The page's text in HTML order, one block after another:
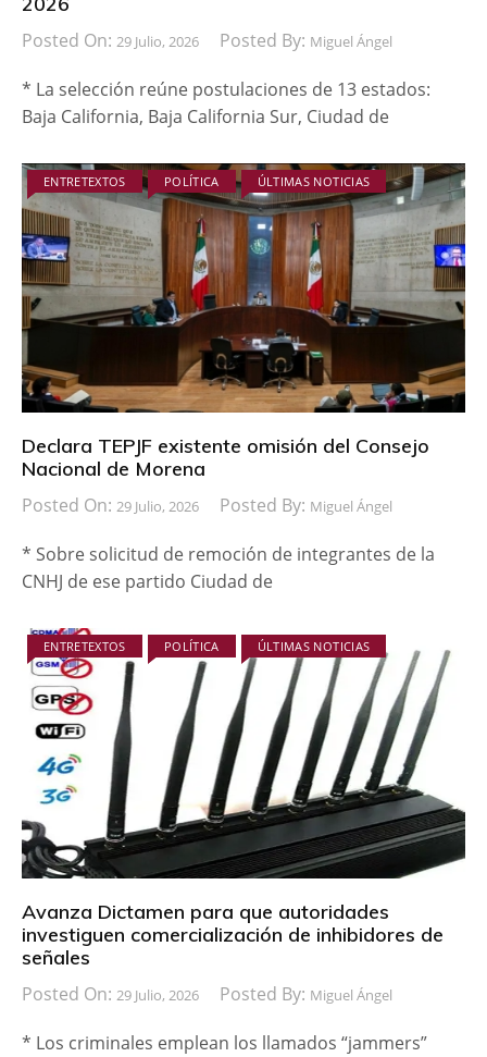
Posted On: 29 Julio, 2026 Posted By: Miguel Ángel
* La selección reúne postulaciones de 13 estados:
Baja California, Baja California Sur, Ciudad de
ENTRETEXTOS POLÍTICA ÚLTIMAS NOTICIAS
Declara TEPJF existente omisión del Consejo
Nacional de Morena
Posted On: 29 Julio, 2026 Posted By: Miguel Ángel
* Sobre solicitud de remoción de integrantes de la
CNHJ de ese partido Ciudad de
ENTRETEXTOS POLÍTICA ÚLTIMAS NOTICIAS
Avanza Dictamen para que autoridades
investiguen comercialización de inhibidores de
señales
Posted On: 29 Julio, 2026 Posted By: Miguel Ángel
* Los criminales emplean los llamados “jammers”